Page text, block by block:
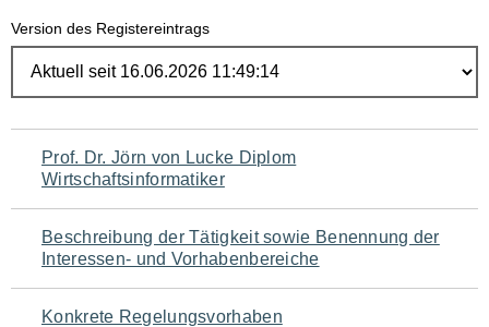
Version des Registereintrags
Navigation
für
den
Seiteninhalt
Prof. Dr. Jörn von Lucke Diplom
Wirtschaftsinformatiker
Beschreibung der Tätigkeit sowie Benennung der
Interessen- und Vorhabenbereiche
Konkrete Regelungsvorhaben